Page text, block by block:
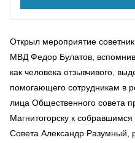
Открыл мероприятие
МВД Федор Булатов,
как человека отзывчивого,
помогающего сотрудникам в
лица Общественного совета
Магнитогорску к
Совета Александр Разумный,